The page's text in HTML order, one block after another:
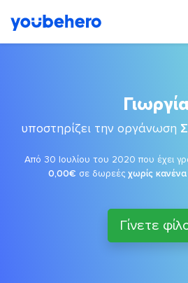
υποστηρίζει την οργάνωση
Από 30 Ιουλίου του 2020 που έχει
0,00€ σε δωρεές χωρίς
Γίνετε